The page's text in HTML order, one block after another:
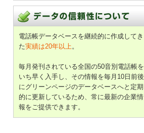
電話帳データベースを継続的に作成してき
た実績は20年以上。
毎月発刊されている全国の50音別電話帳を
いち早く入手し、その情報を毎月10日前後
にグリーンページのデータベースへと定期
的に更新しているため、常に最新の企業情
報をご提供できます。